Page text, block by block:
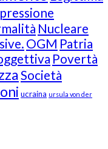
Nucleare
OGM Patria
Povertà
Società
ucraina ursula von der